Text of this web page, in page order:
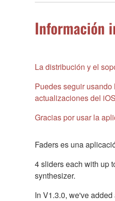
Información
La distribución y el
Puedes seguir
actualizaciones del
Gracias por usar la
Faders es una
4 sliders each with up
synthesizer.
In V1.3.0, we've